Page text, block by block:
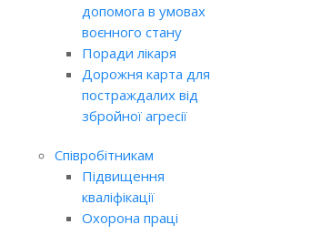
допомога в умовах
воєнного стану
Поради лікаря
Дорожня карта для
постраждалих від
збройної агресії
Співробітникам
Підвищення
кваліфікації
Охорона праці